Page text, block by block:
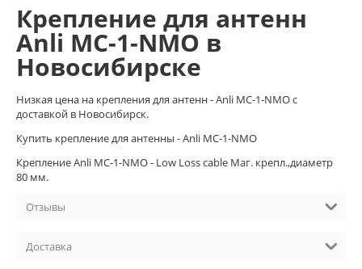
Крепление для антенн
Anli MC-1-NMO в
Новосибирске
Низкая цена на крепления для антенн - Anli MC-1-NMO с
доставкой в Новосибирск.
Купить крепление для антенны - Anli MC-1-NMO
Крепление Anli MC-1-NMO - Low Loss cable Маг. крепл.,диаметр
80 мм.
Отзывы
Доставка